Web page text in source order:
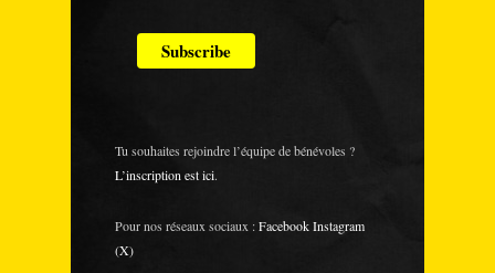
Tu souhaites rejoindre l’équipe de bénévoles ?
L’inscription est ici.
Pour nos réseaux sociaux :FacebookInstagram
(X)